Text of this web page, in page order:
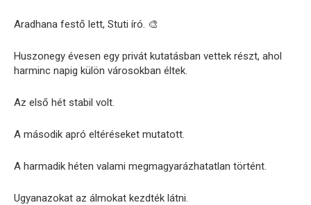
Aradhana festő lett, Stuti író. 🎨
Huszonegy évesen egy privát kutatásban vettek részt, ahol
harminc napig külön városokban éltek.
Az első hét stabil volt.
A második apró eltéréseket mutatott.
A harmadik héten valami megmagyarázhatatlan történt.
Ugyanazokat az álmokat kezdték látni.